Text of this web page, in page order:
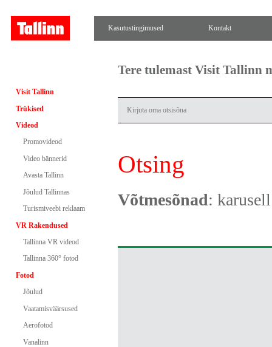
Kasutustingimused Kontakt
Visit Tallinn
Trükised
Videod
Promovideod
Video bännerid
Avasta Tallinn
Jõulud Tallinnas
Turismiveebi reklaam
VR Rakendused
Tallinna VR videod
Tallinna 360° fotod
Fotod
Jõulud
Vaatamisväärsused
Aerofotod
Vanalinn
Tere tulemast Visit Tallinn
Otsing
Võtmesõnad: karusell